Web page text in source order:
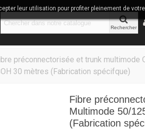
Rechercher
leur utilisation pour profiter pleinement de
préconnectorisée et trunk multimode
30 mètres (Fabrication spécifque)
Fibre
Multimode 50/
(Fabrication